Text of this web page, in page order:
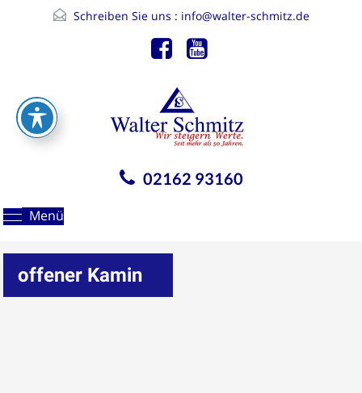
Schreiben Sie uns : info@walter-schmitz.de
02162 93160
Menü
offener Kamin